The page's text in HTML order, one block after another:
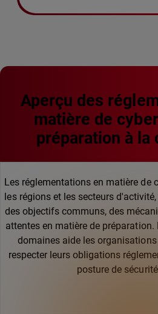
Aperçu des
matière de
préparation à la
Les réglementations en matière de
les régions et les secteurs
des objectifs communs, des
attentes en matière de
domaines aide les
respecter leurs obligations
posture de